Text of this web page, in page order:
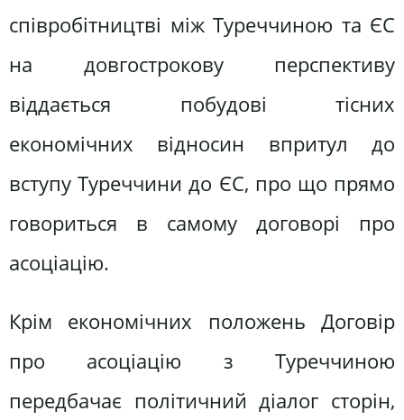
співробітництві між Туреччиною та ЄС
на довгострокову перспективу
віддається побудові тісних
економічних відносин впритул до
вступу Туреччини до ЄС, про що прямо
говориться в самому договорі про
асоціацію.
Крім економічних положень Договір
про асоціацію з Туреччиною
передбачає політичний діалог сторін,